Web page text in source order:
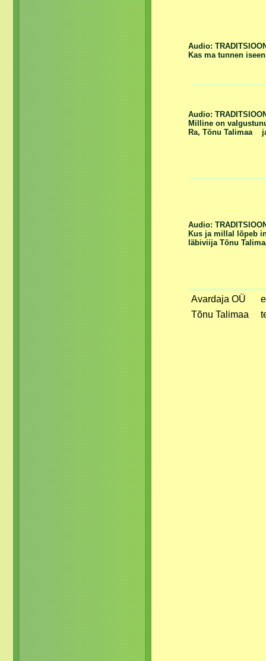
Audio:
Kas ma tunnen
Audio:
Milline on
Ra, Tõnu Talimaa
Audio:
Kus ja millal lõpeb
läbiviija Tõnu
Avardaja OÜ
Tõnu Talimaa